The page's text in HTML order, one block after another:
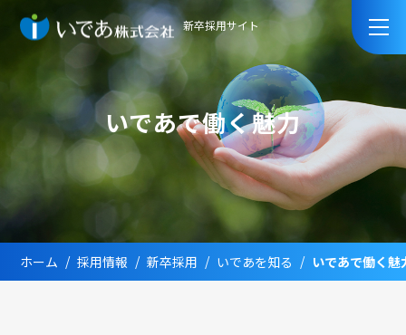
新卒採用サイト
いであで働く魅力
ホーム 採用情報 新卒採用 いであを知る いであで働く魅